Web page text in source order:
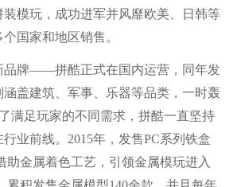
模玩，成功进军并风靡欧美、日韩等
国家和地区销售。
牌——拼酷正式在国内运营，同年发
涵盖建筑、军事、乐器等品类，一时轰
满足玩家的不同需求，拼酷一直坚持
业前线。2015年，发售PC系列铁盒
助金属着色工艺，引领金属模玩进入